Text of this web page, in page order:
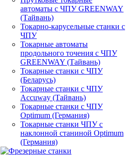
автоматы с ЧПУ GREENWAY
(Тайвань)
Токарно-карусельные станки с
ЧПУ
Токарные автоматы
продольного точения с ЧПУ
GREENWAY (Тайвань)
Токарные станки с ЧПУ
(Беларусь)
Токарные станки с ЧПУ
Accuway (Тайвань)
Токарные станки с ЧПУ
Optimum (Германия)
Токарные станки ЧПУ с
наклонной станиной Optimum
(Германия)